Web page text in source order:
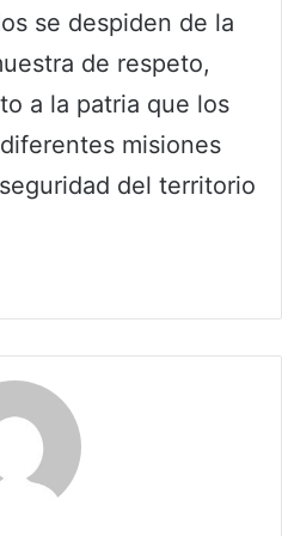
se despiden de la
de respeto,
a la patria que los
misiones
del territorio